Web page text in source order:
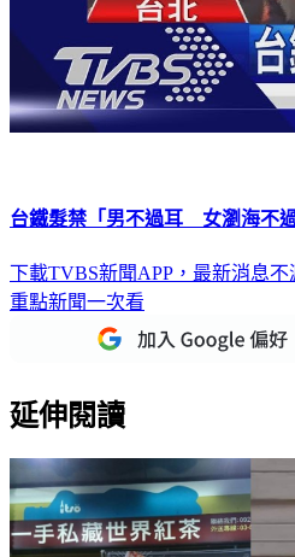
台鐵髮禁「男不過耳 女瀏海不
下載TVBS新聞APP，最新消息不
重點新聞一次看
延伸閱讀